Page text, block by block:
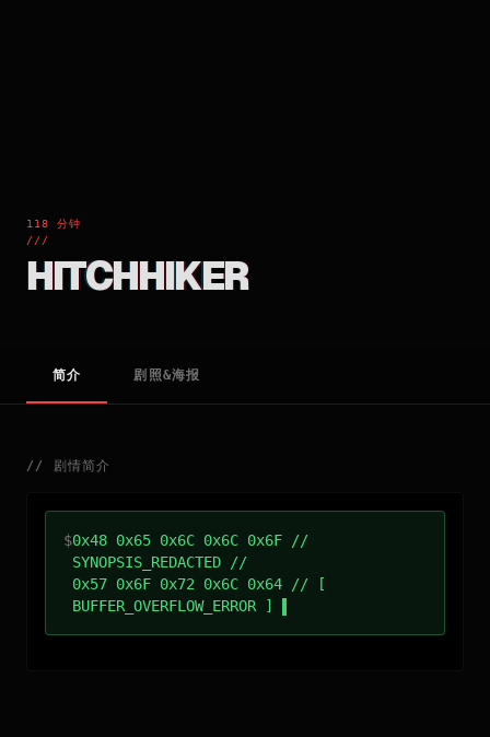
118 分钟
///
HITCHHIKER
简介 剧照&海报
// 剧情简介
$0x48 0x65 0x6C 0x6C 0x6F //
SYNOPSIS_REDACTED //
0x57 0x6F 0x72 0x6C 0x64 // [
BUFFER_OVERFLOW_ERROR ]